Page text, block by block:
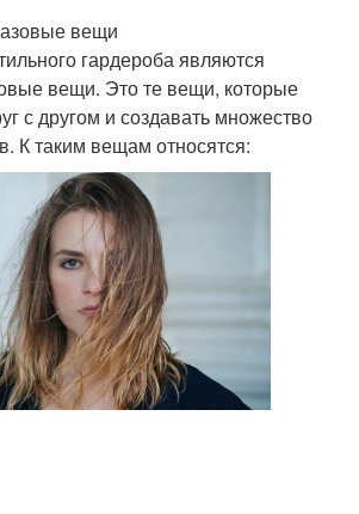
вещи
гардероба являются
вещи. Это те вещи, которые
с другом и создавать множество
К таким вещам относятся: